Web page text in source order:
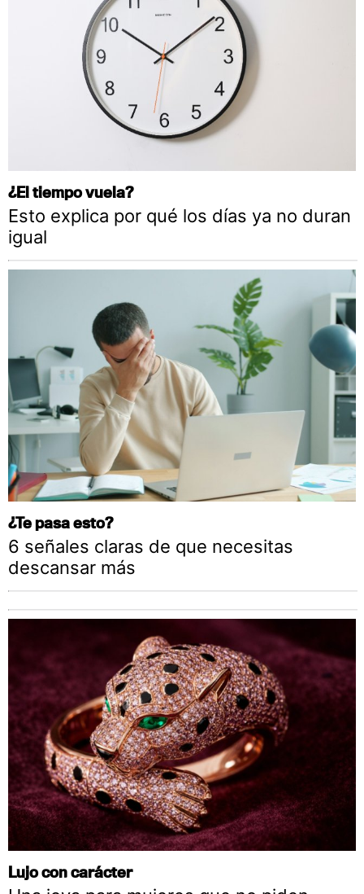
¿El tiempo vuela?
Esto explica por qué los días ya no duran
igual
¿Te pasa esto?
6 señales claras de que necesitas
descansar más
Lujo con carácter